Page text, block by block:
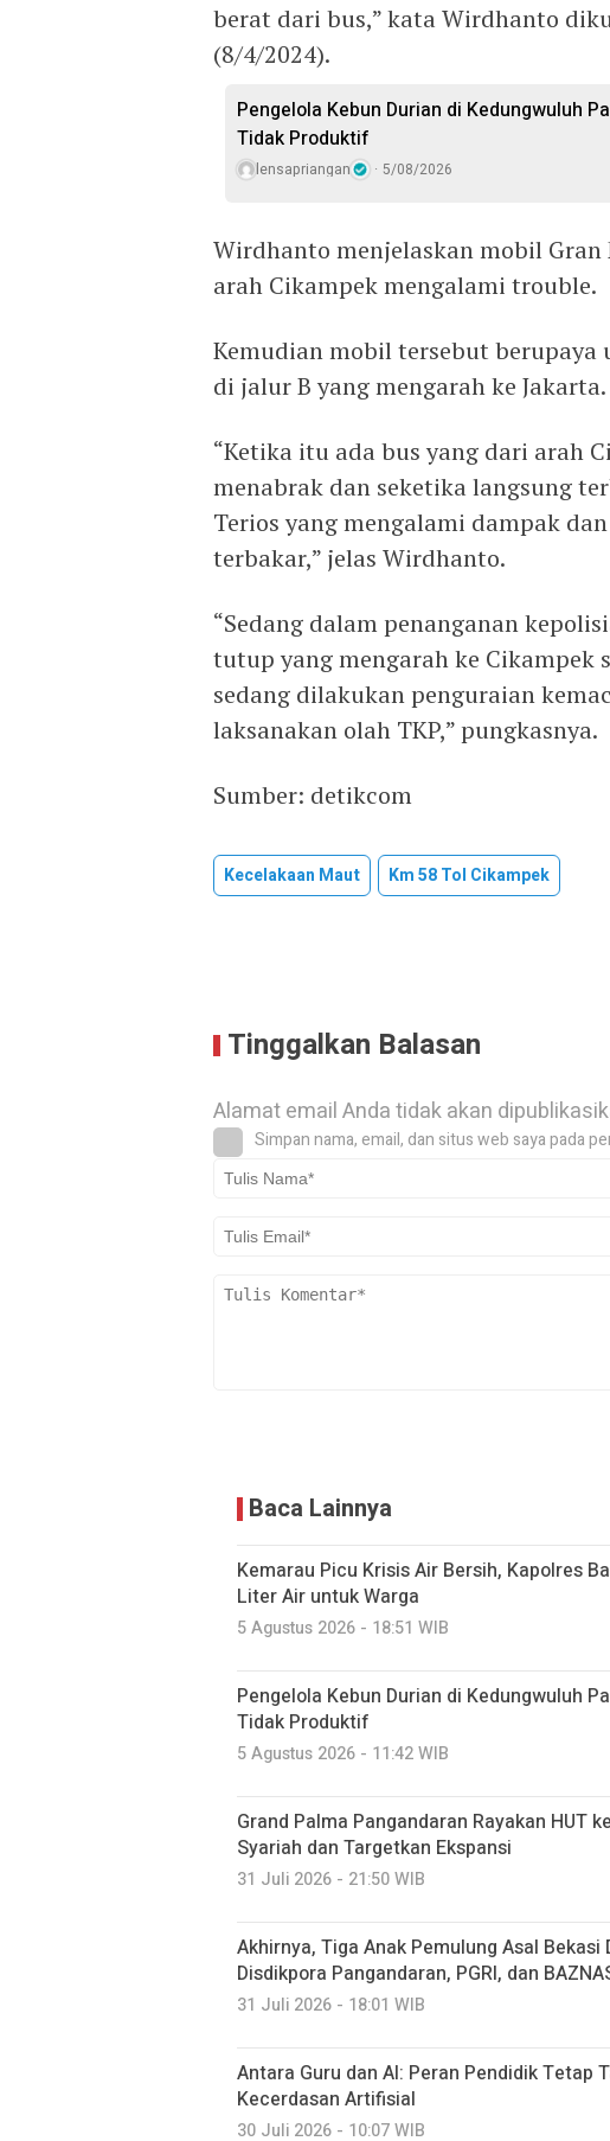
berat dari bus,” kata Wirdhanto
(8/4/2024).
Pengelola Kebun Durian di Kedungwuluh
Tidak Produktif ‎
lensapriangan 5/08/2026
Wirdhanto menjelaskan mobil
arah Cikampek mengalami trouble.
Kemudian mobil tersebut
di jalur B yang mengarah ke Jakarta.
“Ketika itu ada bus yang dari arah
menabrak dan seketika langsung
Terios yang mengalami dampak
terbakar,” jelas Wirdhanto.
“Sedang dalam penanganan
tutup yang mengarah ke Cikampek
sedang dilakukan penguraian
laksanakan olah TKP,” pungkasnya.
Sumber: detikcom
Kecelakaan Maut Km 58 Tol Cikampek
Tinggalkan Balasan
Alamat email Anda tidak akan
Simpan nama, email, dan situs web saya pada
Baca Lainnya
Kemarau Picu Krisis Air Bersih, Kapolres
Liter Air untuk Warga
5 Agustus 2026 - 18:51 WIB
Pengelola Kebun Durian di Kedungwuluh
Tidak Produktif ‎
5 Agustus 2026 - 11:42 WIB
Grand Palma Pangandaran Rayakan HUT
Syariah dan Targetkan Ekspansi
31 Juli 2026 - 21:50 WIB
Akhirnya, Tiga Anak Pemulung Asal Bekasi
Disdikpora Pangandaran, PGRI, dan
31 Juli 2026 - 18:01 WIB
Antara Guru dan AI: Peran Pendidik Tetap
Kecerdasan Artifisial
30 Juli 2026 - 10:07 WIB